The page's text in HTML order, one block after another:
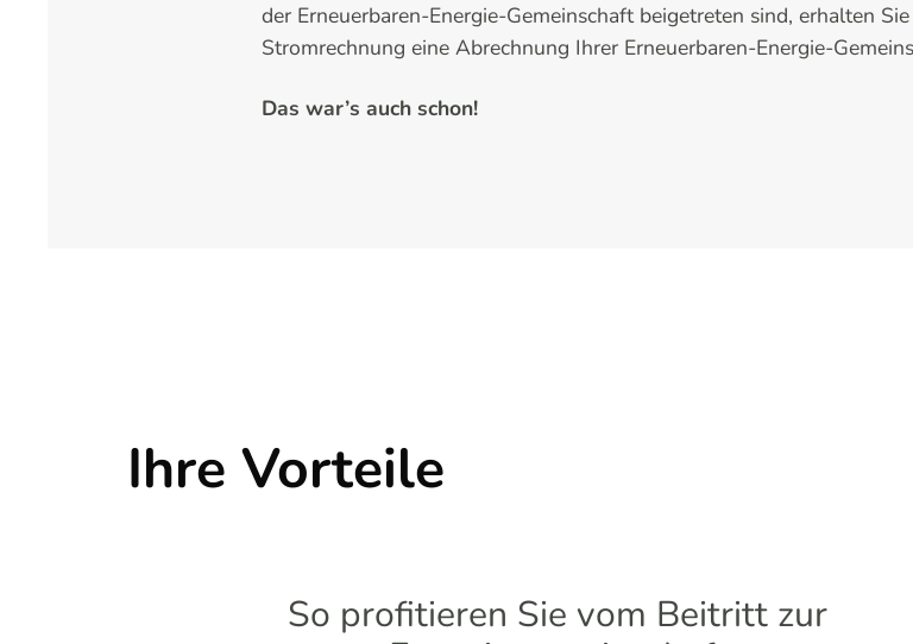
der Erneuerbaren-Energie-Gemeinschaft beigetreten sind, erhalten
Stromrechnung eine Abrechnung Ihrer Erneuerbaren-Energie-
Das war’s auch schon!
Ihre Vorteile
So profitieren Sie vom Beitritt zur